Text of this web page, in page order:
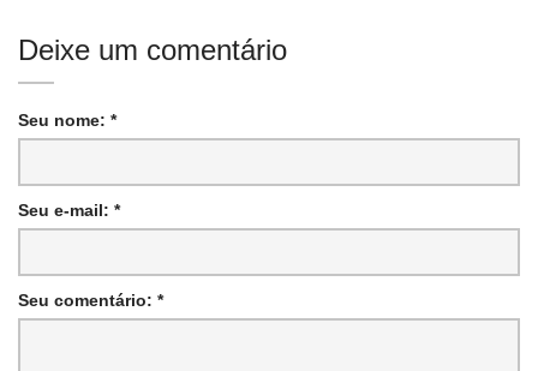
Deixe um comentário
Seu nome: *
Seu e-mail: *
Seu comentário: *